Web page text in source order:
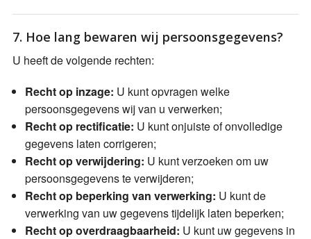
7. Hoe lang bewaren wij persoonsgegevens?
U heeft de volgende rechten:
Recht op inzage: U kunt opvragen welke
persoonsgegevens wij van u verwerken;
Recht op rectificatie: U kunt onjuiste of onvolledige
gegevens laten corrigeren;
Recht op verwijdering: U kunt verzoeken om uw
persoonsgegevens te verwijderen;
Recht op beperking van verwerking: U kunt de
verwerking van uw gegevens tijdelijk laten beperken;
Recht op overdraagbaarheid: U kunt uw gegevens in